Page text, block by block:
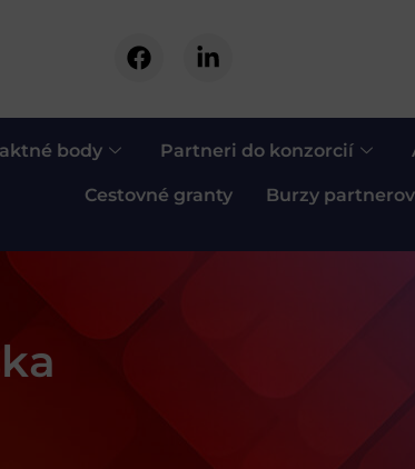
body Partneri do konzorcií
Cestovné granty Burzy partnerov